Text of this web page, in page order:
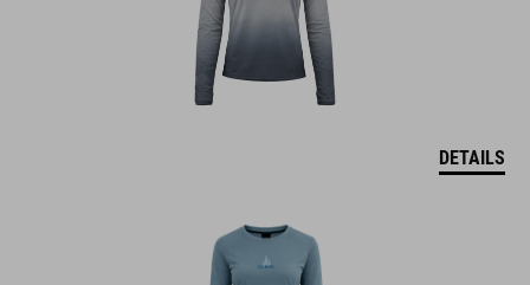
DETAILS